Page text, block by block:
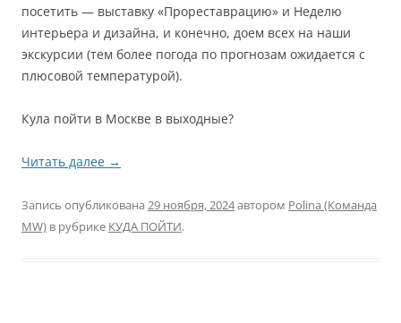
посетить — выставку «Прореставрацию» и Неделю
интерьера и дизайна, и конечно, доем всех на наши
экскурсии (тем более погода по прогнозам ожидается с
плюсовой температурой).
Кула пойти в Москве в выходные?
Читать далее →
Запись опубликована 29 ноября, 2024автором Polina (Команда
MW) в рубрике КУДА ПОЙТИ.